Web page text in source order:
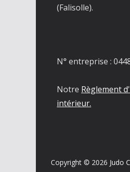
(Falisolle).
N° entreprise :
Notre Règlement
intérieur.
Copyright © 2026 Judo